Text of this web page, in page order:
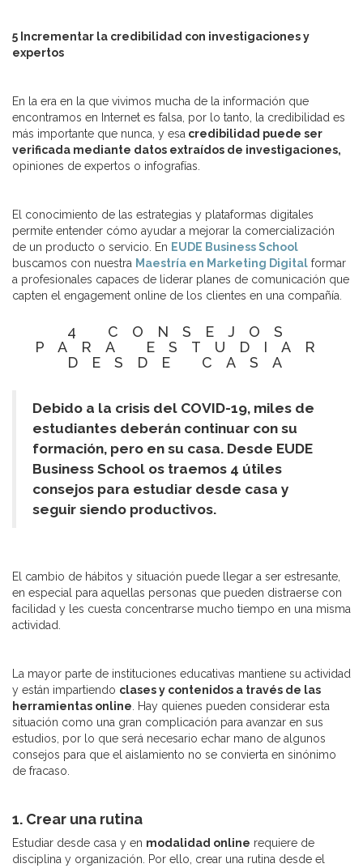
5 Incrementar la credibilidad con investigaciones y
expertos
En la era en la que vivimos mucha de la información que
encontramos en Internet es falsa, por lo tanto, la credibilidad es
más importante que nunca, y esa credibilidad puede ser
verificada mediante datos extraídos de investigaciones,
opiniones de expertos o infografías.
El conocimiento de las estrategias y plataformas digitales
permite entender cómo ayudar a mejorar la comercialización
de un producto o servicio. En EUDE Business School
buscamos con nuestra Maestría en Marketing Digital formar
a profesionales capaces de liderar planes de comunicación que
capten el engagement online de los clientes en una compañía.
4 CONSEJOS
PARA ESTUDIAR
DESDE CASA
Debido a la crisis del COVID-19, miles de
estudiantes deberán continuar con su
formación, pero en su casa. Desde EUDE
Business School os traemos 4 útiles
consejos para estudiar desde casa y
seguir siendo productivos.
El cambio de hábitos y situación puede llegar a ser estresante,
en especial para aquellas personas que pueden distraerse con
facilidad y les cuesta concentrarse mucho tiempo en una misma
actividad.
La mayor parte de instituciones educativas mantiene su actividad
y están impartiendo clases y contenidos a través de las
herramientas online. Hay quienes pueden considerar esta
situación como una gran complicación para avanzar en sus
estudios, por lo que será necesario echar mano de algunos
consejos para que el aislamiento no se convierta en sinónimo
de fracaso.
1. Crear una rutina
Estudiar desde casa y en modalidad online requiere de
disciplina y organización. Por ello, crear una rutina desde el